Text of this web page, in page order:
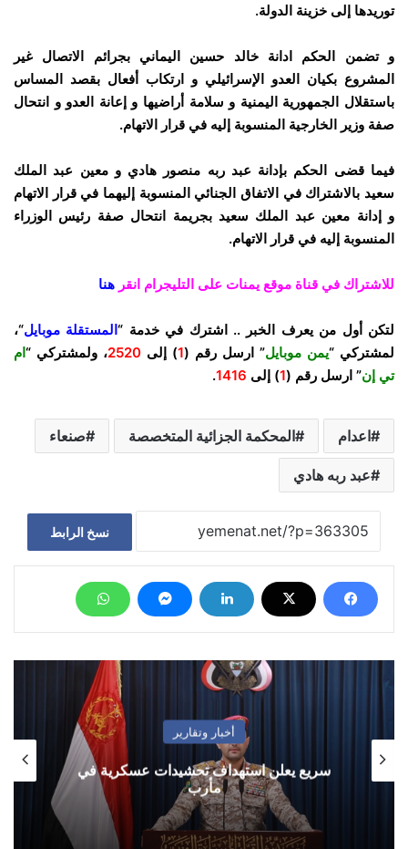
توريدها إلى خزينة الدولة.
و تضمن الحكم ادانة خالد حسين اليماني بجرائم الاتصال غير
المشروع بكيان العدو الإسرائيلي و ارتكاب أفعال بقصد المساس
باستقلال الجمهورية اليمنية و سلامة أراضيها و إعانة العدو و انتحال
صفة وزير الخارجية المنسوبة إليه في قرار الاتهام.
فيما قضى الحكم بإدانة عبد ربه منصور هادي و معين عبد الملك
سعيد بالاشتراك في الاتفاق الجنائي المنسوبة إليهما في قرار الاتهام
و إدانة معين عبد الملك سعيد بجريمة انتحال صفة رئيس الوزراء
المنسوبة إليه في قرار الاتهام.
للاشتراك في قناة موقع يمنات على التليجرام انقر هنا
لتكن أول من يعرف الخبر .. اشترك في خدمة “المستقلة موبايل“،
لمشتركي “يمن موبايل” ارسل رقم (1) إلى 2520، ولمشتركي “ام
تي إن” ارسل رقم (1) إلى 1416
.
اعدام المحكمة الجزائية المتخصصة صنعاء
عبد ربه هادي
نسخ الرابط
أخبار وتقارير
سريع يعلن استهداف تحشيدات عسكرية في
مأرب